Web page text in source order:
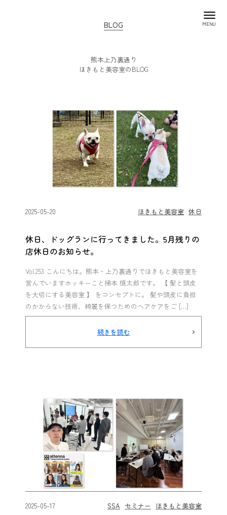
BLOG
熊本上乃裏通り
ほきもと美容室のBLOG
2025-05-20 ほきもと美容室 休日
休日、ドッグランに行ってきました。5月残りの
店休日のお知らせ。
Vol.253 こんにちは。熊本・上乃裏通りでほきもと美容室を
営んでいますホッキーこと掃本 慎太郎です。 【 髪と頭皮
を大切にする美容室 】 をコンセプトに。 髪や頭皮に負担
のかからない技術、綺麗を保つためのヘアケアをご […]
続きを読む
2025-05-17 SSA セミナー ほきもと美容室